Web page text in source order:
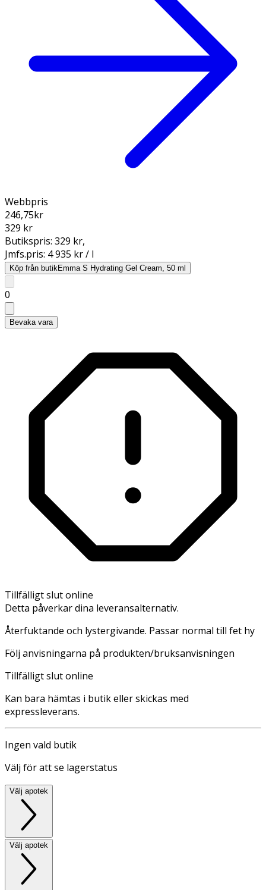
Webbpris
246,75kr
329 kr
Butikspris: 329 kr,
Jmfs.pris: 4 935 kr / l
Köp från butikEmma S Hydrating Gel Cream, 50 ml
0
Bevaka vara
Tillfälligt slut online
Detta påverkar dina leveransalternativ.
Återfuktande och lystergivande. Passar normal till fet hy
Följ anvisningarna på produkten/bruksanvisningen
Tillfälligt slut online
Kan bara hämtas i butik eller skickas med
expressleverans.
Ingen vald butik
Välj för att se lagerstatus
Välj apotek
Välj apotek